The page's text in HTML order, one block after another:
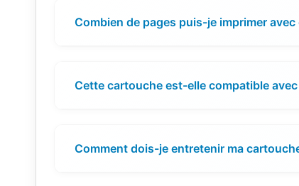
Combien de pages puis-je imprimer
Cette cartouche est-elle compatible
Comment dois-je entretenir ma